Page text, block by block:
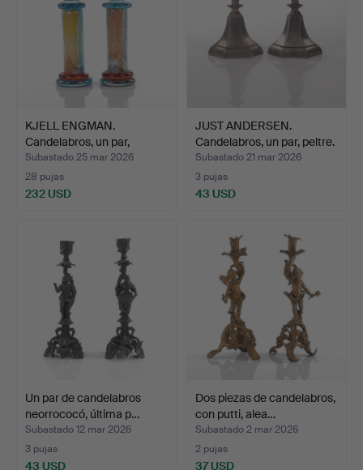
KJELL ENGMAN.
Candelabros, un par,
«Cancan…
Subastado 25 mar 2026
28 pujas
232 USD
JUST ANDERSEN.
Candelabros, un par, peltre.
Subastado 21 mar 2026
3 pujas
43 USD
Un par de candelabros
neorrococó, última p…
Subastado 12 mar 2026
3 pujas
43 USD
Dos piezas de candelabros,
con putti, alea…
Subastado 2 mar 2026
2 pujas
37 USD